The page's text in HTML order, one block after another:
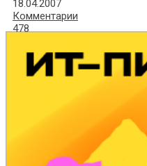
18.04.2007
Комментарии
478